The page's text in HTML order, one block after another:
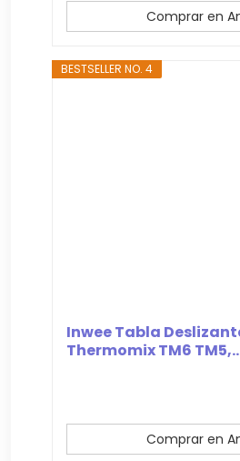
Comprar en
BESTSELLER NO. 4
Inwee Tabla
Thermomix TM6
Comprar en